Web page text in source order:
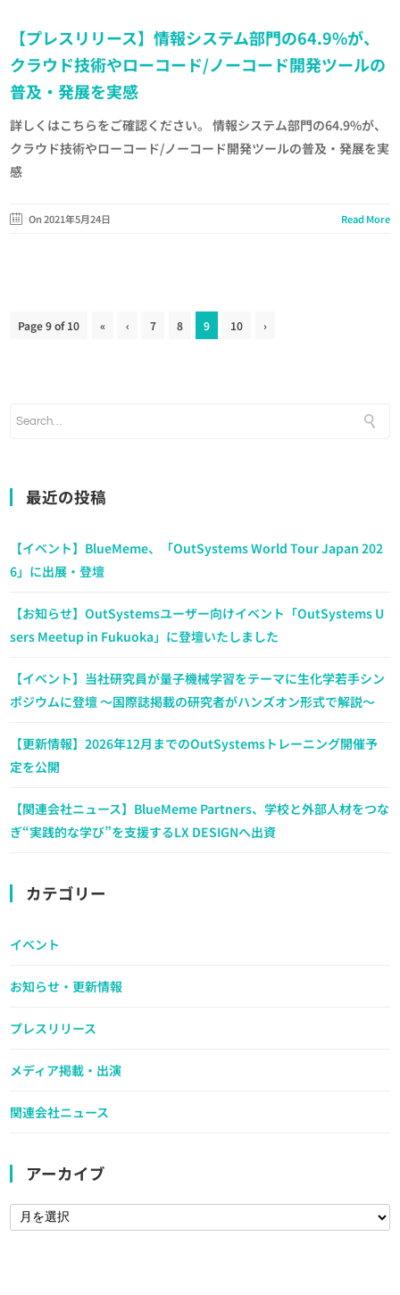
【プレスリリース】情報システム部門の64.9%が、
クラウド技術やローコード/ノーコード開発ツールの
普及・発展を実感
詳しくはこちらをご確認ください。 情報システム部門の64.9%が、
クラウド技術やローコード/ノーコード開発ツールの普及・発展を実
感
On 2021年5月24日 Read More
Page 9 of 10 « ‹ 7 8 9 10 ›
最近の投稿
【イベント】BlueMeme、「OutSystems World Tour Japan 202
6」に出展・登壇
【お知らせ】OutSystemsユーザー向けイベント「OutSystems U
sers Meetup in Fukuoka」に登壇いたしました
【イベント】当社研究員が量子機械学習をテーマに生化学若手シン
ポジウムに登壇 ～国際誌掲載の研究者がハンズオン形式で解説～
【更新情報】2026年12月までのOutSystemsトレーニング開催予
定を公開
【関連会社ニュース】BlueMeme Partners、学校と外部人材をつな
ぎ“実践的な学び”を支援するLX DESIGNへ出資
カテゴリー
イベント
お知らせ・更新情報
プレスリリース
メディア掲載・出演
関連会社ニュース
アーカイブ